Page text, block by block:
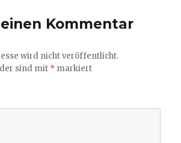
Kommentar
wird nicht veröffentlicht.
sind mit * markiert